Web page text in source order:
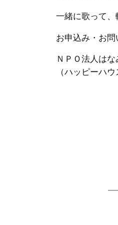
一緒に歌って、
お申込み・お
ＮＰＯ法人は
（ハッピーハ